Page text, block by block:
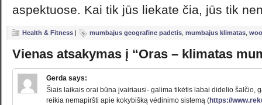
aspektuose. Kai tik jūs liekate čia, jūs tik
Health & Fitness | mumbajus geografine padetis mumbajus klimatas
Vienas atsakymas į “Oras – klimatas
Gerda says:
Šiais laikais orai būna įvairiausi- galima tikėtis labai didelio šalčio,
reikia nemapiršti apie kokybišką vėdinimo sistemą (https://